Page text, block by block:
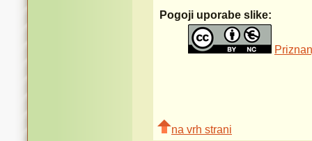
Pogoji uporabe slike:
na vrh strani